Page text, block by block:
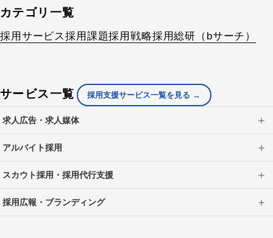
カテゴリ一覧
採用サービス採用課題採用戦略採用総研（bサーチ）
サービス一覧 採用支援サービス一覧を見る →
求人広告・求人媒体
アルバイト採用
スカウト採用・採用代行支援
採用広報・ブランディング